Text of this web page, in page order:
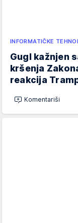
INFORMATIČKE
Gugl kažnjen
kršenja
reakcija
Komentariši